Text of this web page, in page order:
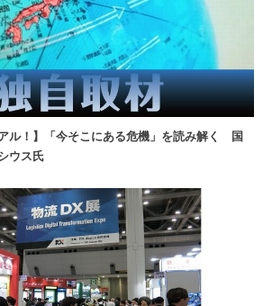
ル！】「今そこにある危機」を読み解く 国
ウス氏